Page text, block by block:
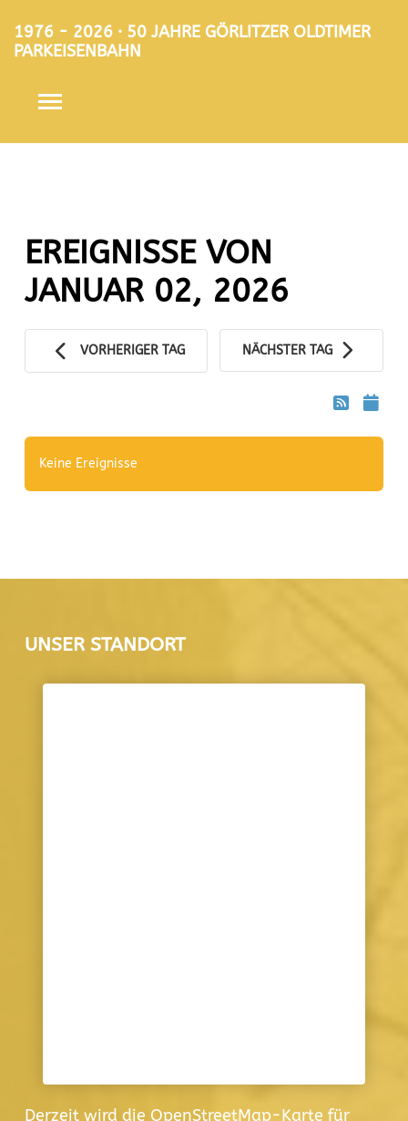
1976 - 2026 · 50 JAHRE GÖRLITZER OLDTIMER
PARKEISENBAHN
EREIGNISSE VON
JANUAR 02, 2026
VORHERIGER TAG NÄCHSTER TAG
Keine Ereignisse
UNSER STANDORT
Derzeit wird die OpenStreetMap-Karte für